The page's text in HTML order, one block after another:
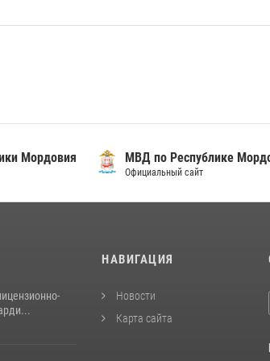
Мордовия МВД по Республике
Официальный сайт
НАВИГАЦИЯ
Новости
Карта сайта